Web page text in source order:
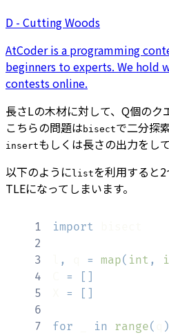
D - Cutting Woods
AtCoder is a programming
beginners to experts. We hold
contests online.
長さLの木材に対して、Q個のク
こちらの問題は bisectで二分探
insertもしくは長さの出力をして
以下のように listを利用すると
TLEになってしまいます。
1 import
2
3
, = map( int ,
4
= [ ]
5
= [ ]
6
7
for in range( )